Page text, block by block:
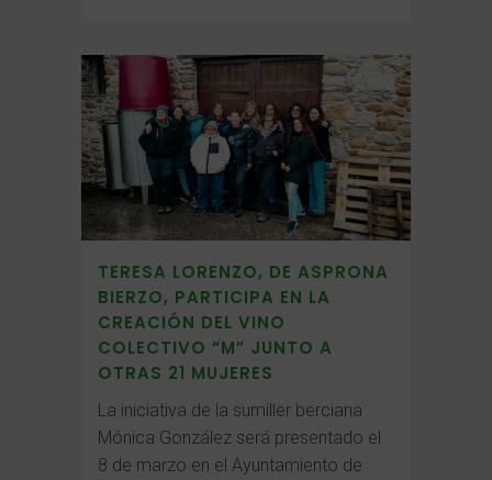
TERESA LORENZO, DE ASPRONA
BIERZO, PARTICIPA EN LA
CREACIÓN DEL VINO
COLECTIVO “M” JUNTO A
OTRAS 21 MUJERES
La iniciativa de la sumiller berciana
Mónica González será presentado el
8 de marzo en el Ayuntamiento de